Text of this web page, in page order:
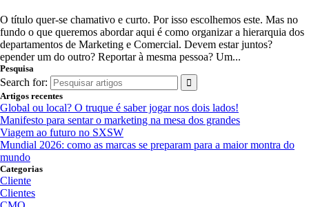
O título quer-se chamativo e curto. Por isso escolhemos este. Mas no
fundo o que queremos abordar aqui é como organizar a hierarquia dos
departamentos de Marketing e Comercial. Devem estar juntos?
epender um do outro? Reportar à mesma pessoa? Um...
Pesquisa
Search for:
Artigos recentes
Global ou local? O truque é saber jogar nos dois lados!
Manifesto para sentar o marketing na mesa dos grandes
Viagem ao futuro no SXSW
Mundial 2026: como as marcas se preparam para a maior montra do
mundo
Categorias
Cliente
Clientes